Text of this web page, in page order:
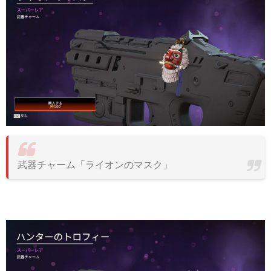
武器チャーム「ライオンのマスク」